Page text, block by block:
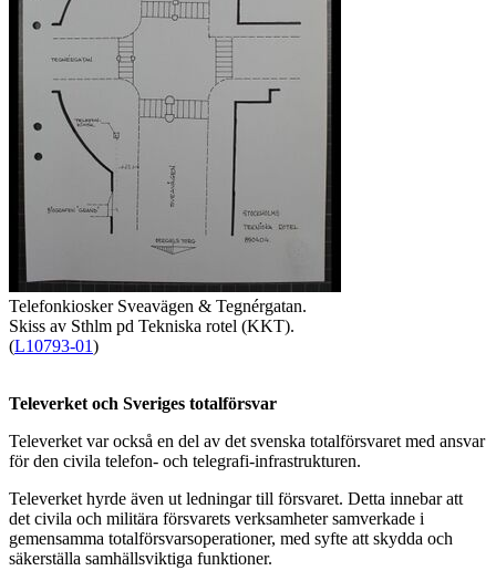
Telefonkiosker Sveavägen & Tegnérgatan.
Skiss av Sthlm pd Tekniska rotel (KKT).
(L10793-01)
Televerket och Sveriges totalförsvar
Televerket var också en del av det svenska totalförsvaret med ansvar
för den civila telefon- och telegrafi-infrastrukturen.
Televerket hyrde även ut ledningar till försvaret. Detta innebar att
det civila och militära försvarets verksamheter samverkade i
gemensamma totalförsvarsoperationer, med syfte att skydda och
säkerställa samhällsviktiga funktioner.